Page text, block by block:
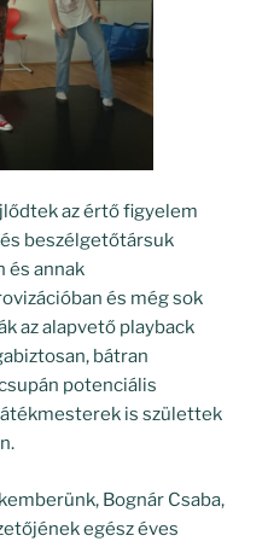
az értő figyelem
beszélgetőtársuk
és annak
és még sok
az alapvető playback
bátran
potenciális
is születtek
Bognár Csaba,
egész éves